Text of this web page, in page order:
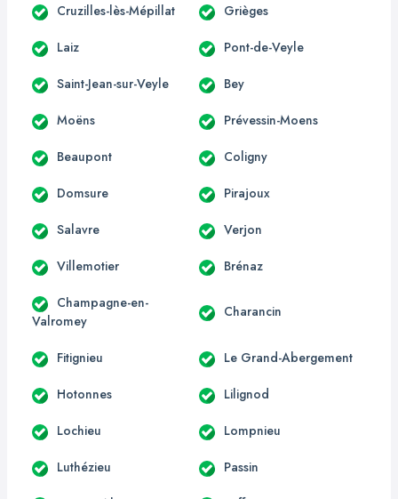
Cruzilles-lès-Mépillat Grièges
Laiz Pont-de-Veyle
Saint-Jean-sur-Veyle Bey
Moëns Prévessin-Moens
Beaupont Coligny
Domsure Pirajoux
Salavre Verjon
Villemotier Brénaz
Champagne-en-
Valromey
Charancin
Fitignieu Le Grand-Abergement
Hotonnes Lilignod
Lochieu Lompnieu
Luthézieu Passin